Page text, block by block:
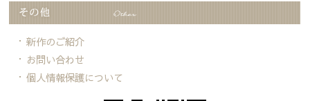
新作のご紹介
お問い合わせ
個人情報保護について